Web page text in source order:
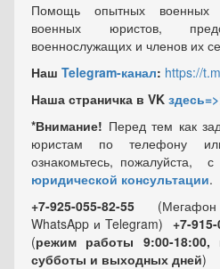
Помощь опытных военных
военных юристов,
военнослужащих и членов их
Наш Telegram-канал: https://
Наша страничка в VK
*Внимание! Перед тем как
юристам по телефону
ознакомьтесь, пожалуйста, с
юридической консультации.
+7-925-055-82-55
WhatsApp и Telegram) +7-
(режим работы 9:00-18:00,
субботы и выходных дней)